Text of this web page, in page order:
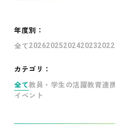
年度別 ：
全て20262025202420232022
カテゴリ：
全て教員・学生の活躍教育連
イベント